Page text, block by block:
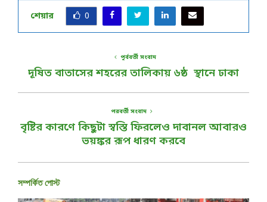
শেয়ার 0
পূর্ববর্তী সংবাদ
দূষিত বাতাসের শহরের তালিকায় ৬ষ্ঠ স্থানে ঢাকা
পরবর্তী সংবাদ
বৃষ্টির কারণে কিছুটা স্বস্তি ফিরলেও দাবানল আবারও
ভয়ঙ্কর রূপ ধারণ করবে
সম্পর্কিত পোস্ট